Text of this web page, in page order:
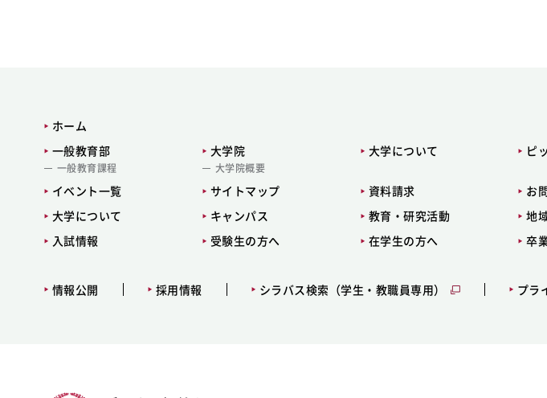
ホーム
一般教育部
一般教育課程
大学院
大学院概要
大学について ピ
イベント一覧 サイトマップ 資料請求 お
大学について
キャンパス 教育・研究活動 地
入試情報
受験生の方へ 在学生の方へ 卒
情報公開 採用情報 シラバス検索（学生・教職員専用） プラ